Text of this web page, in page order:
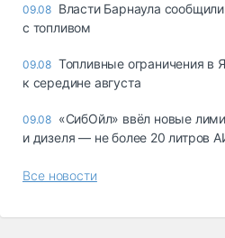
09.08 Власти Барнаула
с топливом
09.08 Топливные ограничения в
к середине августа
09.08 «СибОйл» ввёл новые
и дизеля — не более 20 литров
Все новости